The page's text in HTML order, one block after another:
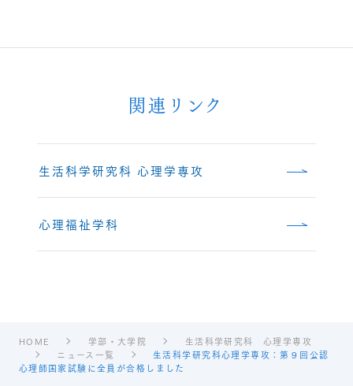
関連リンク
生活科学研究科 心理学専攻
心理福祉学科
HOME 学部・大学院
生活科学研究科 心理学専攻
ニュース一覧
生活科学研究科心理学専攻：第９回公認
心理師国家試験に全員が合格しました